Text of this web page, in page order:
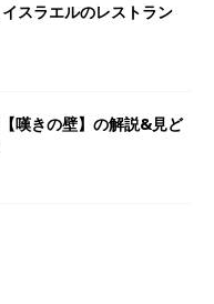
スラエルのレストラン
嘆きの壁】の解説&見ど